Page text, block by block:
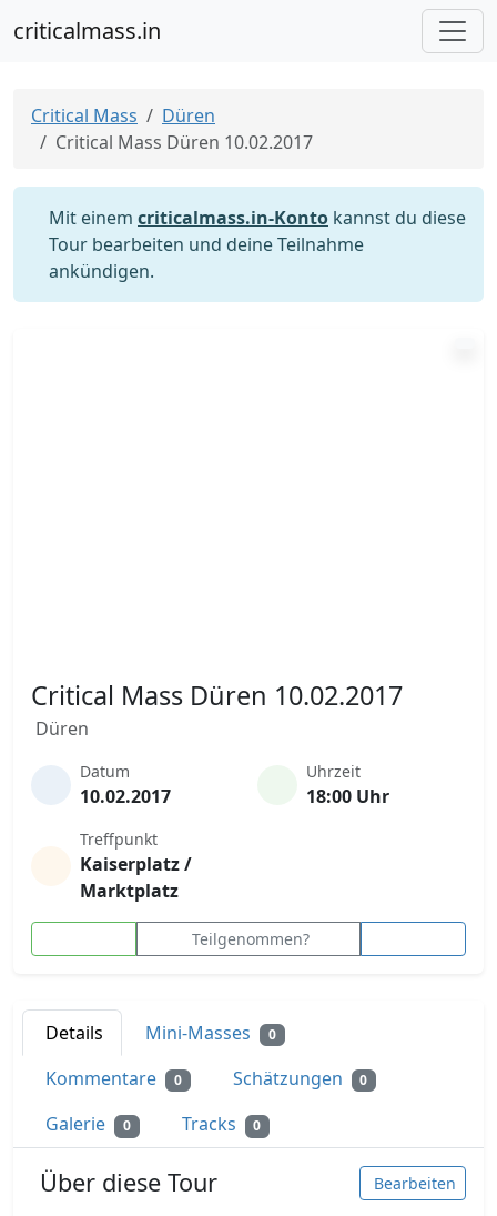
criticalmass.in
Critical Mass
Düren
Critical Mass Düren 10.02.2017
Mit einem criticalmass.in-Konto kannst du diese
Tour bearbeiten und deine Teilnahme
ankündigen.
Critical Mass Düren 10.02.2017
Düren
Datum
10.02.2017
Uhrzeit
18:00 Uhr
Treffpunkt
Kaiserplatz /
Marktplatz
Teilgenommen?
Details Mini-Masses 0
Kommentare 0 Schätzungen 0
Galerie 0 Tracks 0
Über diese Tour Bearbeiten